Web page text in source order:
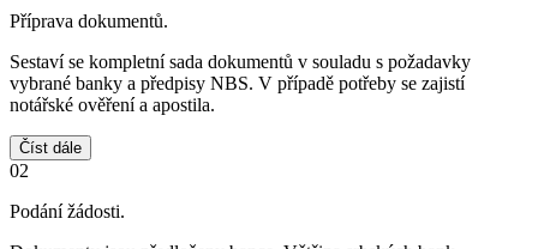
Příprava dokumentů.
Sestaví se kompletní sada dokumentů v souladu s požadavky
vybrané banky a předpisy NBS. V případě potřeby se zajistí
notářské ověření a apostila.
Číst dále
02
Podání žádosti.